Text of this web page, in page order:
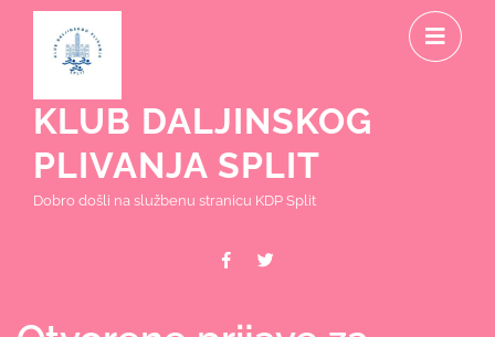
content
KLUB DALJINSKOG
PLIVANJA SPLIT
Dobro došli na službenu stranicu KDP Split
Facebook